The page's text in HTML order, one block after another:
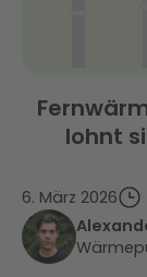
lohnt
6. März 2026